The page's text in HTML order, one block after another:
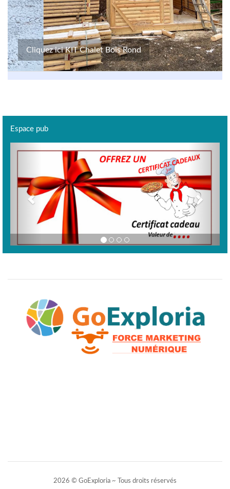
Cliquez ici KIT Chalet Bois Rond
Espace pub
2026 © GoExploria ~ Tous droits réservés